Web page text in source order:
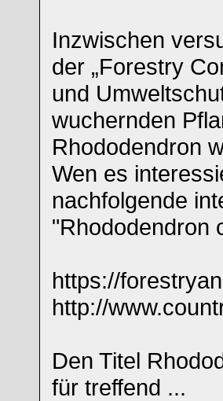
Inzwischen
der „Forestry
und
wuchernden
Rhododendron
Wen es
nachfolgende
"Rhododendron
https://
http://
Den Titel
für treffend ...